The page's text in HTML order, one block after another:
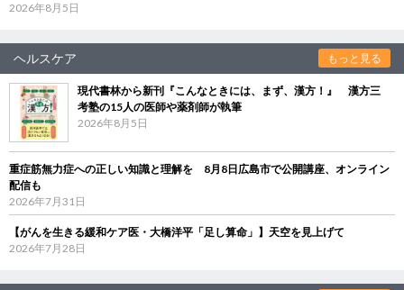
2026年8月5日
ヘルスケア もっと見る
現代書林から新刊『こんなときには、まず、漢方！』 漢方三
考塾の15人の医師や薬剤師が執筆
2026年8月5日
重症筋無力症への正しい知識と理解を 8月8日広島市で公開講座、オンライン
配信も
2026年7月31日
【がんを生きる緩和ケア医・大橋洋平「足し算命」】天空を見上げて
2026年7月28日